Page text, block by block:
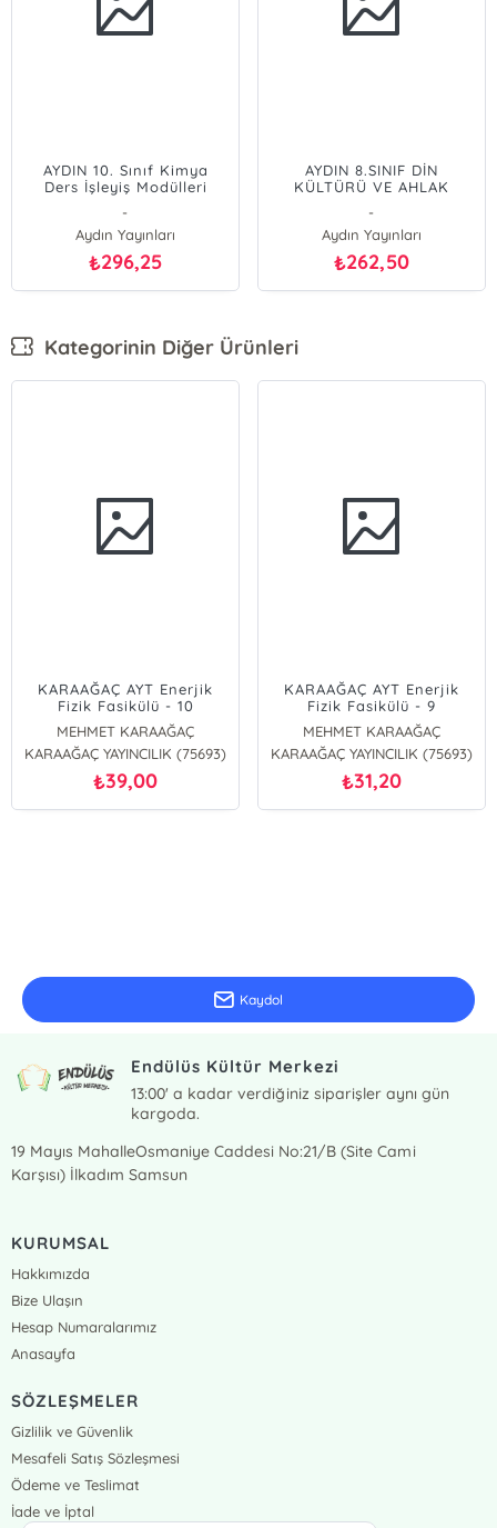
AYDIN 10. Sınıf Kimya
Ders İşleyiş Modülleri
-
Aydın Yayınları
₺296,25
AYDIN 8.SINIF DİN
KÜLTÜRÜ VE AHLAK
-
Aydın Yayınları
₺262,50
Kategorinin Diğer Ürünleri
KARAAĞAÇ AYT Enerjik
Fizik Fasikülü - 10
MEHMET KARAAĞAÇ
KARAAĞAÇ YAYINCILIK (75693)
₺39,00
KARAAĞAÇ AYT Enerjik
Fizik Fasikülü - 9
MEHMET KARAAĞAÇ
KARAAĞAÇ YAYINCILIK (75693)
₺31,20
Kaydol
Endülüs Kültür Merkezi
13:00' a kadar verdiğiniz siparişler aynı gün
kargoda.
19 Mayıs MahalleOsmaniye Caddesi No:21/B (Site Cami
Karşısı) İlkadım Samsun
KURUMSAL
Hakkımızda
Bize Ulaşın
Hesap Numaralarımız
Anasayfa
SÖZLEŞMELER
Gizlilik ve Güvenlik
Mesafeli Satış Sözleşmesi
Ödeme ve Teslimat
İade ve İptal